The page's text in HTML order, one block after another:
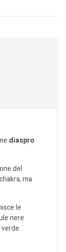
diaspro
del
ma
le
nere